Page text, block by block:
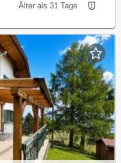
Älter als 31 Tage